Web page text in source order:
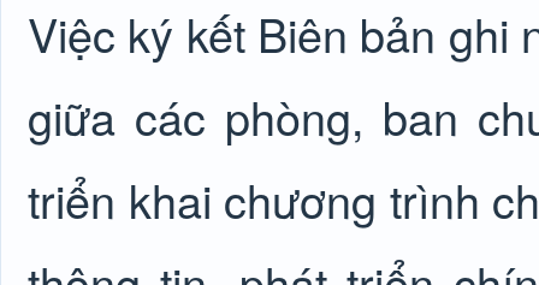
Việc ký kết Biên bản ghi
giữa các phòng, ban
triển khai chương trình c